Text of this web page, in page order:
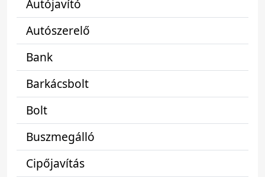
Autójavító
Autószerelő
Bank
Barkácsbolt
Bolt
Buszmegálló
Cipőjavítás